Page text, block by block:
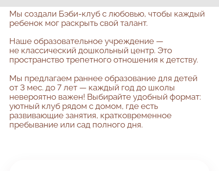
Мы создали Бэби-клуб с любовью, чтобы каждый
ребенок мог раскрыть свой талант.
Наше образовательное учреждение —
не классический дошкольный центр. Это
пространство трепетного отношения к детству.
Мы предлагаем раннее образование для детей
от 3 мес. до 7 лет — каждый год до школы
невероятно важен! Выбирайте удобный формат:
уютный клуб рядом с домом, где есть
развивающие занятия, кратковременное
пребывание или сад полного дня.